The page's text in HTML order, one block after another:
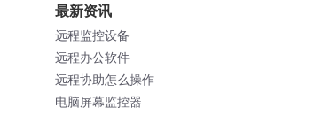
最新资讯
远程监控设备
远程办公软件
远程协助怎么操作
电脑屏幕监控器